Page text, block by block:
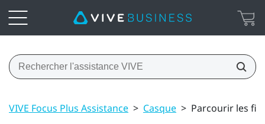
VIVE Focus Plus Assistance > Casque > Parcourir les